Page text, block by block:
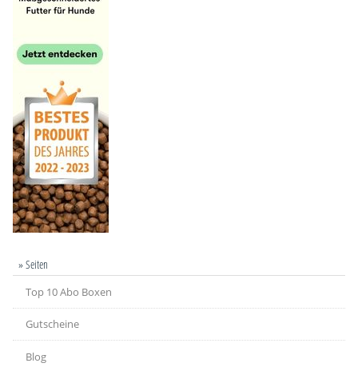
» Seiten
Top 10 Abo Boxen
Gutscheine
Blog